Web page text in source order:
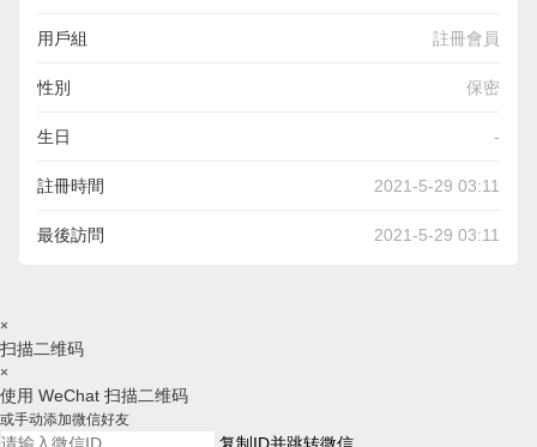
用戶組 註冊會員
性別 保密
生日 -
註冊時間 2021-5-29 03:11
最後訪問 2021-5-29 03:11
×
扫描二维码
×
使用 WeChat 扫描二维码
或手动添加微信好友